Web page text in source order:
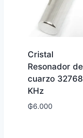
Cristal
Resonador de
cuarzo 32768
KHz
₲6.000